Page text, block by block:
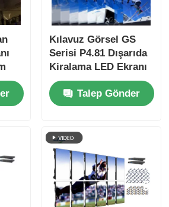
Kılavuz Görsel GS
Serisi P4.81 Dışarıda
Kiralama LED Ekranı
5000nit IP65 Stadyum
Bildirgesi için,
7680Hz Çift
Talep Gönder